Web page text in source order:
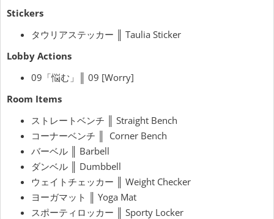
Stickers
タウリアステッカー ║ Taulia Sticker
Lobby Actions
09「悩む」║ 09 [Worry]
Room Items
ストレートベンチ ║ Straight Bench
コーナーベンチ ║ Corner Bench
バーベル ║ Barbell
ダンベル ║ Dumbbell
ウェイトチェッカー ║ Weight Checker
ヨーガマット ║ Yoga Mat
スポーティロッカー ║ Sporty Locker